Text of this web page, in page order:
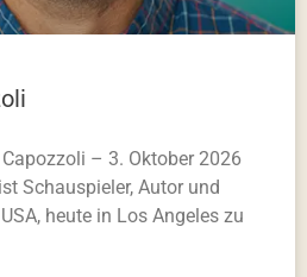
– 3. Oktober 2026
Schauspieler, Autor und
heute in Los Angeles zu